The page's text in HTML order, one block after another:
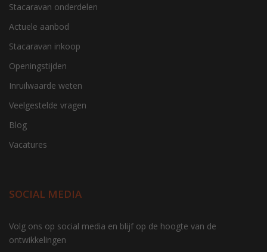
Stacaravan onderdelen
Actuele aanbod
Stacaravan inkoop
Openingstijden
Inruilwaarde weten
Veelgestelde vragen
Blog
Vacatures
SOCIAL MEDIA
Volg ons op social media en blijf op de hoogte van de
ontwikkelingen
gtag('consent', 'update', function() { window.dataLayer =
window.dataLayer || []; window.dataLayer.push({ 'event':